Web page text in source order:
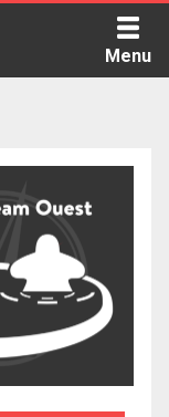
Menu